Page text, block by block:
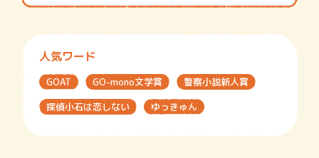
人気ワード
GOAT GO-mono文学賞
警察小説新人賞
探偵小石は恋しない
ゆっきゅん